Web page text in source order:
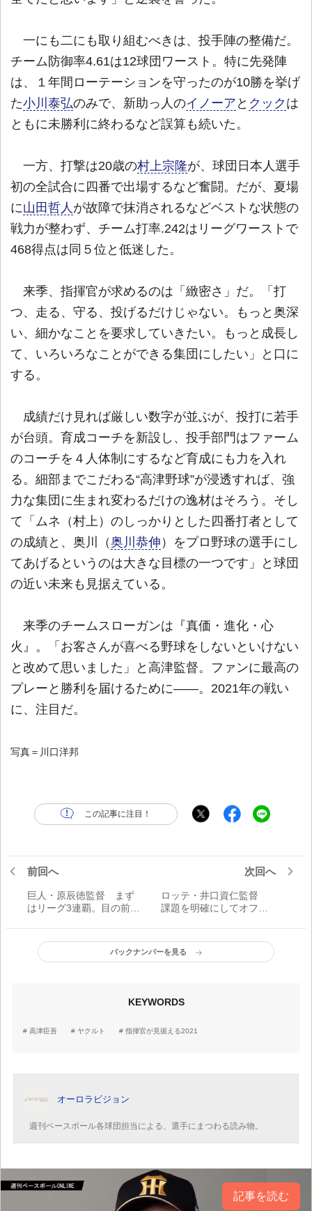
一にも二にも取り組むべきは、投手陣の整備だ。
チーム防御率4.61は12球団ワースト。特に先発陣
は、１年間ローテーションを守ったのが10勝を挙げ
た小川泰弘のみで、新助っ人のイノーア と クック は
ともに未勝利に終わるなど誤算も続いた。
一方、打撃は20歳の村上宗隆が、球団日本人選手
初の全試合に四番で出場するなど奮闘。だが、夏場
に山田哲人 が故障で抹消されるなどベストな状態の
戦力が整わず、チーム打率.242はリーグワーストで
468得点は同５位と低迷した。
来季、指揮官が求めるのは「緻密さ」だ。「打
つ、走る、守る、投げるだけじゃない。もっと奥深
い、細かなことを要求していきたい。もっと成長し
て、いろいろなことができる集団にしたい」と口に
する。
成績だけ見れば厳しい数字が並ぶが、投打に若手
が台頭。育成コーチを新設し、投手部門はファーム
のコーチを４人体制にするなど育成にも力を入れ
る。細部までこだわる“高津野球”が浸透すれば、強
力な集団に生まれ変わるだけの逸材はそろう。そし
て「ムネ（村上）のしっかりとした四番打者として
の成績と、奥川（奥川恭伸 ）をプロ野球の選手にし
てあげるというのは大きな目標の一つです」と球団
の近い未来も見据えている。
来季のチームスローガンは『真価・進化・心
火』。「お客さんが喜べる野球をしないといけない
と改めて思いました」と高津監督。ファンに最高の
プレーと勝利を届けるために――。2021年の戦い
に、注目だ。
写真＝川口洋邦
この記事に注目！
前回へ
巨人・原辰徳監督 まず
はリーグ3連覇。目の前の
／指揮官が見据える2021
次回へ
ロッテ・井口資仁監督
課題を明確にしてオフへ
バックナンバーを見る
KEYWORDS
高津臣吾 ヤクルト 指揮官が見据える2021
オーロラビジョン
週刊ベースボール各球団担当による、選手にまつわる読み物。
記事を読む